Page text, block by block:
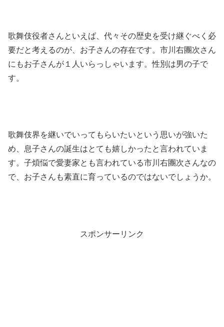
歌舞伎役者さんといえば、代々その歴史を受け継ぐべく必
要だと考えるのが、お子さんの存在です。市川右團次さん
にもお子さんが１人いらっしゃいます。性別は男の子で
す。
歌舞伎界を継いでいってもらいたいという思いが強いた
め、息子さんの誕生はとても嬉しかったと言われていま
す。子煩悩で愛妻家とも言われている市川右團次さんなの
で、お子さんも素直に育っているのではないでしょうか。
スポンサーリンク